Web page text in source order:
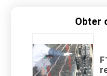
Obter